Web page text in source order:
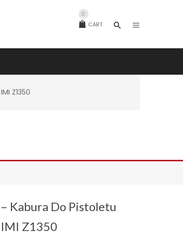
CART
0
Z1350
Kabura Do Pistoletu
Z1350